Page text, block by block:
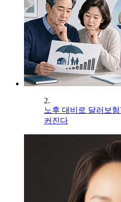
2.
노후 대비로 달러보
커진다